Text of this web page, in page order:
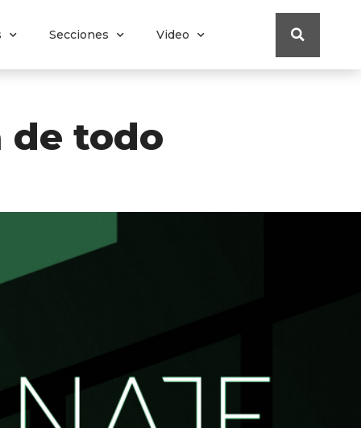
Secciones Video
de todo